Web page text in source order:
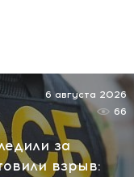
за
взрыв:
6 августа 2026
66